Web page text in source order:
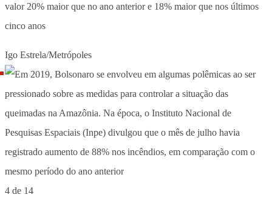
valor 20% maior que no ano anterior e 18% maior que nos últimos
cinco anos
Igo Estrela/Metrópoles
4 de 14